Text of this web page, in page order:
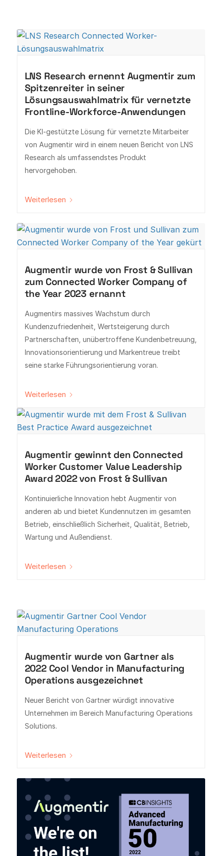
LNS Research ernennt Augmentir zum
Spitzenreiter in seiner
Lösungsauswahlmatrix für vernetzte
Frontline-Workforce-Anwendungen
Die KI-gestützte Lösung für vernetzte Mitarbeiter
von Augmentir wird in einem neuen Bericht von LNS
Research als umfassendstes Produkt
hervorgehoben.
Weiterlesen
Augmentir wurde von Frost & Sullivan
zum Connected Worker Company of
the Year 2023 ernannt
Augmentirs massives Wachstum durch
Kundenzufriedenheit, Wertsteigerung durch
Partnerschaften, unübertroffene Kundenbetreuung,
Innovationsorientierung und Markentreue treibt
seine starke Führungsorientierung voran.
Weiterlesen
Augmentir gewinnt den Connected
Worker Customer Value Leadership
Award 2022 von Frost & Sullivan
Kontinuierliche Innovation hebt Augmentir von
anderen ab und bietet Kundennutzen im gesamten
Betrieb, einschließlich Sicherheit, Qualität, Betrieb,
Wartung und Außendienst.
Weiterlesen
Augmentir wurde von Gartner als
2022 Cool Vendor in Manufacturing
Operations ausgezeichnet
Neuer Bericht von Gartner würdigt innovative
Unternehmen im Bereich Manufacturing Operations
Solutions.
Weiterlesen